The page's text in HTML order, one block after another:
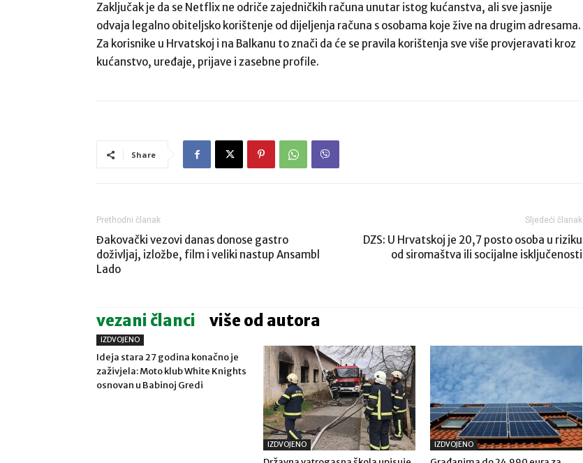
Zaključak je da se Netflix ne odriče zajedničkih računa unutar istog kućanstva, ali sve jasnije
odvaja legalno obiteljsko korištenje od dijeljenja računa s osobama koje žive na drugim adresama.
Za korisnike u Hrvatskoj i na Balkanu to znači da će se pravila korištenja sve više provjeravati kroz
kućanstvo, uređaje, prijave i zasebne profile.
Share
Prethodni članak
Đakovački vezovi danas donose gastro
doživljaj, izložbe, film i veliki nastup Ansambl
Lado
Sljedeći članak
DZS: U Hrvatskoj je 20,7 posto osoba u riziku
od siromaštva ili socijalne isključenosti
vezani članci više od autora
IZDVOJENO
Ideja stara 27 godina konačno je
zaživjela: Moto klub White Knights
osnovan u Babinoj Gredi
IZDVOJENO IZDVOJENO